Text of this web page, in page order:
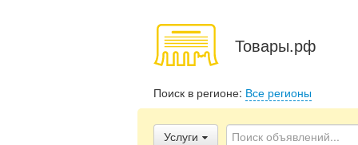
Товары.рф
Поиск в регионе: Все регионы
Услуги